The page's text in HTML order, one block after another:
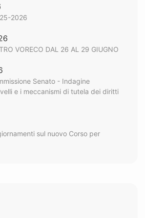
2026
VORECO DAL 26 AL 29 GIUGNO
Senato - Indagine
e i meccanismi di tutela dei diritti
sul nuovo Corso per